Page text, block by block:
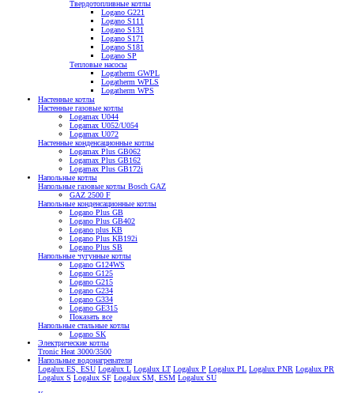
Твердотопливные котлы
Logano G221
Logano S111
Logano S131
Logano S171
Logano S181
Logano SP
Тепловые насосы
Logatherm GWPL
Logatherm WPLS
Logatherm WPS
Настенные котлы
Настенные газовые котлы
Logamax U044
Logamax U052/U054
Logamax U072
Настенные конденсационные котлы
Logamax Plus GB062
Logamax Plus GB162
Logamax Plus GB172i
Напольные котлы
Напольные газовые котлы Bosch GAZ
GAZ 2500 F
Напольные конденсационные котлы
Logano Plus GB
Logano Plus GB402
Logano plus KB
Logano Plus KB192i
Logano Plus SB
Напольные чугунные котлы
Logano G124WS
Logano G125
Logano G215
Logano G234
Logano G334
Logano GE315
Показать все
Напольные стальные котлы
Logano SK
Электрические котлы
Tronic Heat 3000/3500
Напольные водонагреватели
Logalux ES, ESU Logalux L Logalux LT Logalux P Logalux PL Logalux PNR Logalux PR
Logalux S Logalux SF Logalux SM, ESM Logalux SU